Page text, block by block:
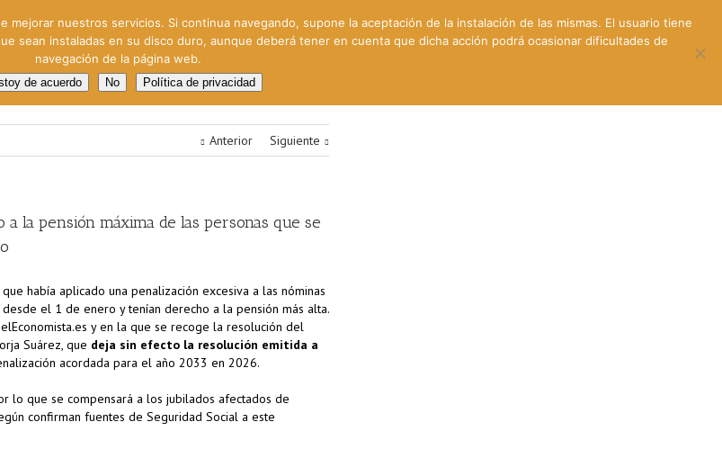
Cinematográfica Otros servicios
Anterior Siguiente
la pensión máxima de las personas que se
había aplicado una penalización excesiva a las nóminas
el 1 de enero y tenían derecho a la pensión más alta.
y en la que se recoge la resolución del
Suárez, que deja sin efecto la resolución emitida a
acordada para el año 2033 en 2026.
lo que se compensará a los jubilados afectados de
confirman fuentes de Seguridad Social a este
nuestros servicios. Si continua navegando, supone la aceptación de la instalación de las mismas. El usuario tiene
sean instaladas en su disco duro, aunque deberá tener en cuenta que dicha acción podrá ocasionar dificultades de
navegación de la página web.
de acuerdo No Política de privacidad